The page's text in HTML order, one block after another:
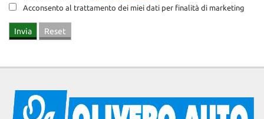
Acconsento al trattamento dei miei dati per finalità di marketing